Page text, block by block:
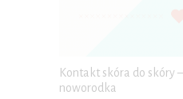
Kontakt skóra do skóry
noworodka